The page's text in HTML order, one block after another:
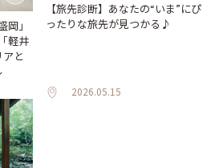
」
軽井
と
【旅先診断】あなたの“いま”にぴ
ったりな旅先が見つかる♪
2026.05.15